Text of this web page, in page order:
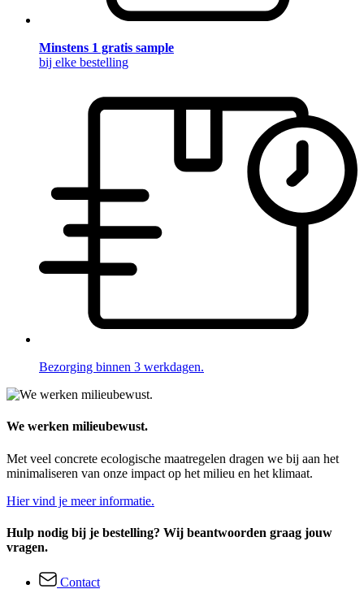
Minstens 1 gratis sample
bij elke bestelling
Bezorging binnen 3 werkdagen.
We werken milieubewust.
Met veel concrete ecologische maatregelen dragen we bij aan het
minimaliseren van onze impact op het milieu en het klimaat.
Hier vind je meer informatie.
Hulp nodig bij je bestelling? Wij beantwoorden graag jouw
vragen.
Contact